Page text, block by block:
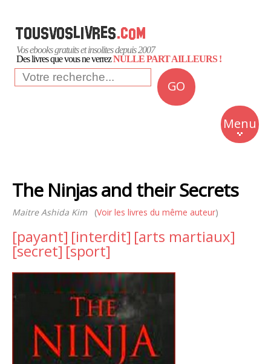
Vos ebooks gratuits et insolites depuis 2007
Des livres que vous ne verrezNULLE PART AILLEURS !
GO
Menu
Insolite
Business
Culture
Quotidien
The Ninjas and their Secrets
Maitre Ashida Kim (Voir les livres du même auteur)
[payant] [interdit] [arts martiaux]
[secret][sport]